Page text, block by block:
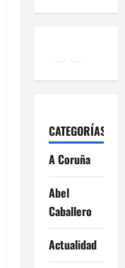
CATEGORÍAS
A Coruña
Abel
Caballero
Actualidad